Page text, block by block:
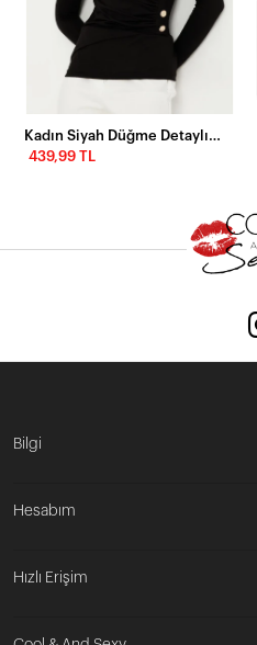
Kadın Siyah Düğme Detaylı Kruvaze Bluz EY2865
439,99 TL
Bilgi
Hesabım
Hızlı Erişim